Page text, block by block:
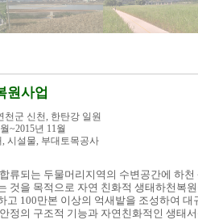
원사업
천군 신천, 한탄강 일원
~2015년 11월
, 시설물, 부대토목공사
류되는 두물머리지역의 수변공간에 하
것을 목적으로 자연 친화적 생태하천복
고 100만본 이상의 억새밭을 조성하여
정의 구조적 기능과 자연친화적인 생태